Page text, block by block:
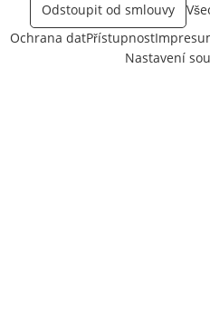
Odstoupit od smlouvy
Ochrana datPřístupnost
Nastavení